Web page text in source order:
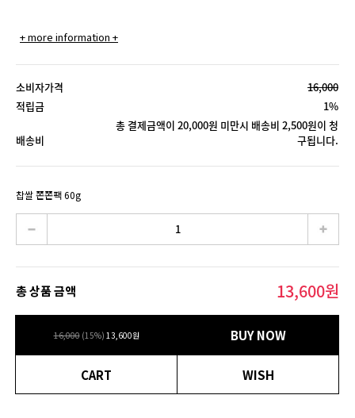
+ more information +
소비자가격
16,000
적립금
1%
배송비
총 결제금액이 20,000원 미만시 배송비 2,500원이 청
구됩니다.
찹쌀 쫀쫀팩 60g
총 상품 금액 13,600원
16,000 (15%) 13,600원 BUY NOW
CART WISH